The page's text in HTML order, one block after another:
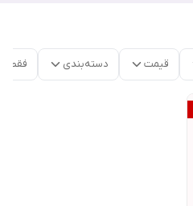
قیمت دسته‌بندی فقط